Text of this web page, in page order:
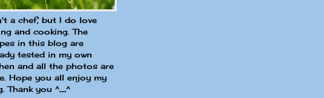
a chef, but I do love
and cooking. The
in this blog are
tested in my own
and all the photos are
Hope you all enjoy my
Thank you ^_^